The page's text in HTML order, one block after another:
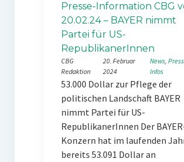
Presse-Information CBG
20.02.24 – BAYER nimmt
Partei für US-
RepublikanerInnen
CBG
Redaktion
20. Februar
2024
News,
Infos
53.000 Dollar zur Pflege der
politischen Landschaft BAYER
nimmt Partei für US-
RepublikanerInnen Der
Konzern hat im laufenden
bereits 53.091 Dollar an